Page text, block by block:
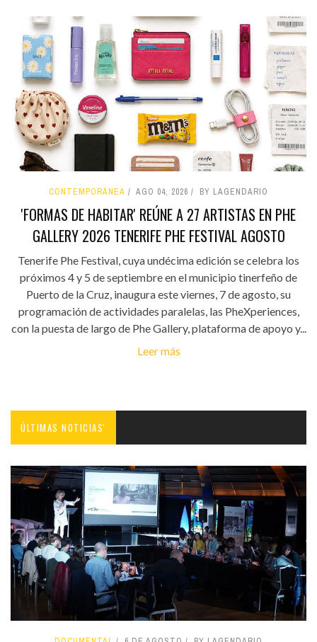
CONTEMPORÁNEA AGO 04, 2026 BY LAGENDARIO
'FORMAS DE HABITAR' REÚNE A 27 ARTISTAS EN PHE
GALLERY 2026 TENERIFE PHE FESTIVAL AGOSTO
Tenerife Phe Festival, cuya undécima edición se celebra los
próximos 4 y 5 de septiembre en el municipio tinerfeño de
Puerto de la Cruz, inaugura este viernes, 7 de agosto, su
programación de actividades paralelas, las PheXperiences,
con la puesta de largo de Phe Gallery, plataforma de apoyo y...
Leer más
ÚLTIMAS NOTICIAS'